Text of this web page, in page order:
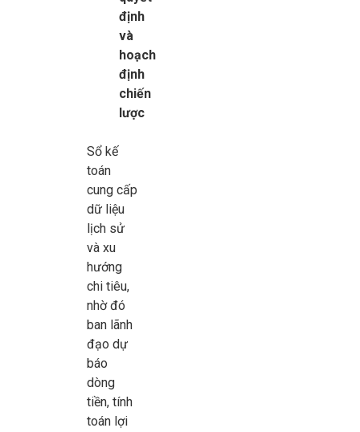
định
và
hoạch
định
chiến
lược
Sổ kế
toán
cung cấp
dữ liệu
lịch sử
và xu
hướng
chi tiêu,
nhờ đó
ban lãnh
đạo dự
báo
dòng
tiền, tính
toán lợi